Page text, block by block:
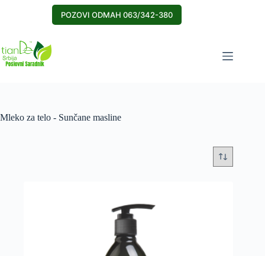
POZOVI ODMAH 063/342-380
Mleko za telo - Sunčane masline